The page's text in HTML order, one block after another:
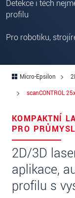
Detekce i těch
profilu
Pro robotiku,
Micro-Epsilon
scanCONTROL
KOMPAKTNÍ
PRO
2D/3D
aplikace,
profilu s
Mesto*
Krajina*
Vaša správa *
Please